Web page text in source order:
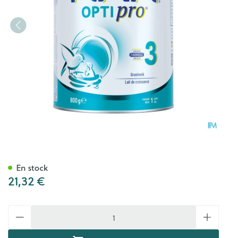
21,32 €
En stock